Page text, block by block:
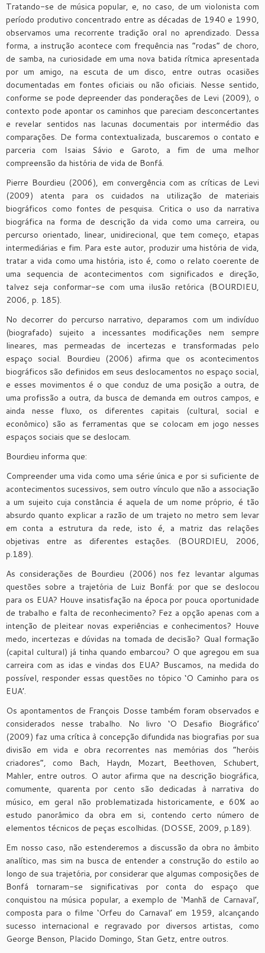
Tratando-se de música popular, e, no caso, de um violonista com
período produtivo concentrado entre as décadas de 1940 e 1990,
observamos uma recorrente tradição oral no aprendizado. Dessa
forma, a instrução acontece com frequência nas “rodas” de choro,
de samba, na curiosidade em uma nova batida rítmica apresentada
por um amigo, na escuta de um disco, entre outras ocasiões
documentadas em fontes oficiais ou não oficiais. Nesse sentido,
conforme se pode depreender das ponderações de Levi (2009), o
contexto pode apontar os caminhos que pareciam desconcertantes
e revelar sentidos nas lacunas documentais por intermédio das
comparações. De forma contextualizada, buscaremos o contato e
parceria com Isaias Sávio e Garoto, a fim de uma melhor
compreensão da história de vida de Bonfá.
Pierre Bourdieu (2006), em convergência com as críticas de Levi
(2009) atenta para os cuidados na utilização de materiais
biográficos como fontes de pesquisa. Critica o uso da narrativa
biográfica na forma de descrição da vida como uma carreira, ou
percurso orientado, linear, unidirecional, que tem começo, etapas
intermediárias e fim. Para este autor, produzir uma história de vida,
tratar a vida como uma história, isto é, como o relato coerente de
uma sequencia de acontecimentos com significados e direção,
talvez seja conformar-se com uma ilusão retórica (BOURDIEU,
2006, p. 185).
No decorrer do percurso narrativo, deparamos com um indivíduo
(biografado) sujeito a incessantes modificações nem sempre
lineares, mas permeadas de incertezas e transformadas pelo
espaço social. Bourdieu (2006) afirma que os acontecimentos
biográficos são definidos em seus deslocamentos no espaço social,
e esses movimentos é o que conduz de uma posição a outra, de
uma profissão a outra, da busca de demanda em outros campos, e
ainda nesse fluxo, os diferentes capitais (cultural, social e
econômico) são as ferramentas que se colocam em jogo nesses
espaços sociais que se deslocam.
Bourdieu informa que:
Compreender uma vida como uma série única e por si suficiente de
acontecimentos sucessivos, sem outro vínculo que não a associação
a um sujeito cuja constância é aquela de um nome próprio, é tão
absurdo quanto explicar a razão de um trajeto no metro sem levar
em conta a estrutura da rede, isto é, a matriz das relações
objetivas entre as diferentes estações. (BOURDIEU, 2006,
p.189).
As considerações de Bourdieu (2006) nos fez levantar algumas
questões sobre a trajetória de Luiz Bonfá: por que se deslocou
para os EUA? Houve insatisfação na época por pouca oportunidade
de trabalho e falta de reconhecimento? Fez a opção apenas com a
intenção de pleitear novas experiências e conhecimentos? Houve
medo, incertezas e dúvidas na tomada de decisão? Qual formação
(capital cultural) já tinha quando embarcou? O que agregou em sua
carreira com as idas e vindas dos EUA? Buscamos, na medida do
possível, responder essas questões no tópico ‘O Caminho para os
EUA’.
Os apontamentos de François Dosse também foram observados e
considerados nesse trabalho. No livro ‘O Desafio Biográfico’
(2009) faz uma crítica à concepção difundida nas biografias por sua
divisão em vida e obra recorrentes nas memórias dos “heróis
criadores”, como Bach, Haydn, Mozart, Beethoven, Schubert,
Mahler, entre outros. O autor afirma que na descrição biográfica,
comumente, quarenta por cento são dedicadas à narrativa do
músico, em geral não problematizada historicamente, e 60% ao
estudo panorâmico da obra em si, contendo certo número de
elementos técnicos de peças escolhidas. (DOSSE, 2009, p.189).
Em nosso caso, não estenderemos a discussão da obra no âmbito
analítico, mas sim na busca de entender a construção do estilo ao
longo de sua trajetória, por considerar que algumas composições de
Bonfá tornaram-se significativas por conta do espaço que
conquistou na música popular, a exemplo de ‘Manhã de Carnaval’,
composta para o filme ‘Orfeu do Carnaval’ em 1959, alcançando
sucesso internacional e regravado por diversos artistas, como
George Benson, Placido Domingo, Stan Getz, entre outros.